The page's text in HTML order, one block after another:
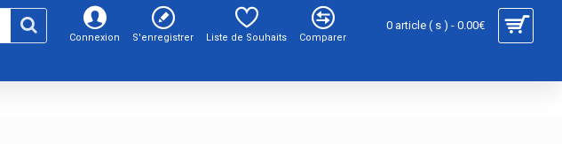
Connexion S'enregistrer Liste de Souhaits Comparer
0 article ( s ) - 0.00€